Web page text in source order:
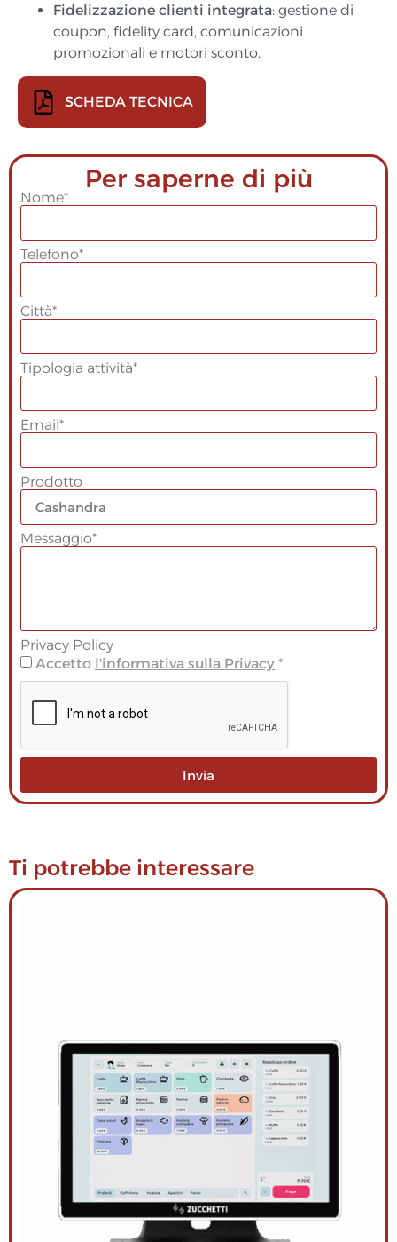
Fidelizzazione clienti integrata: gestione di
coupon, fidelity card, comunicazioni
promozionali e motori sconto.
SCHEDA TECNICA
Per saperne di più
Nome*
Telefono*
Città*
Tipologia attività*
Email*
Prodotto
Messaggio*
Privacy Policy
Accetto l'informativa sulla Privacy *
Invia
Ti potrebbe interessare